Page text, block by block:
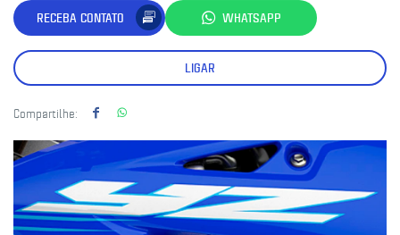
RECEBA CONTATO WHATSAPP
LIGAR
Compartilhe: